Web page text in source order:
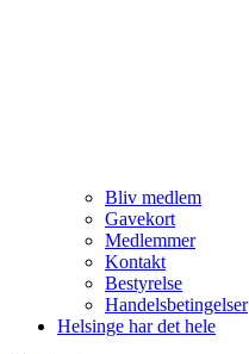
Bliv medlem
Gavekort
Medlemmer
Kontakt
Bestyrelse
Handelsbetingelser
Helsinge har det hele